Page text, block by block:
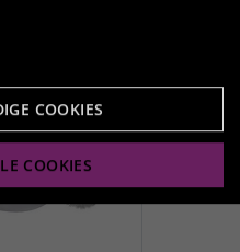
COOKIES
COOKIES